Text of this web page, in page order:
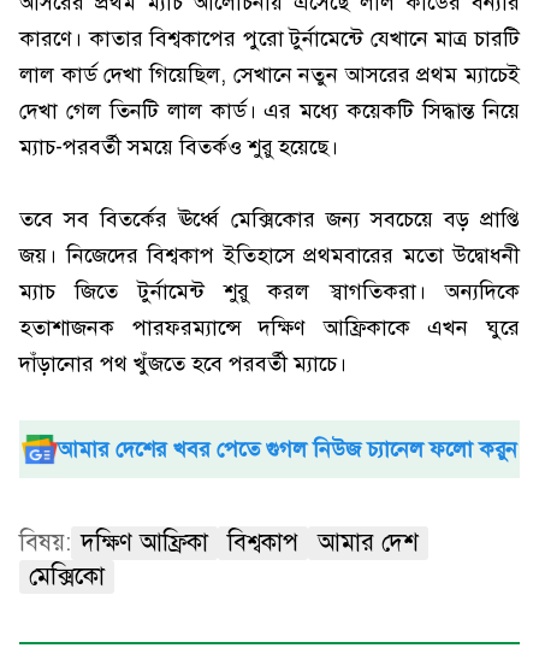
কারণে। কাতার বিশ্বকাপের পুরো টুর্নামেন্টে যেখানে মাত্র চারটি
লাল কার্ড দেখা গিয়েছিল, সেখানে নতুন আসরের প্রথম ম্যাচেই
দেখা গেল তিনটি লাল কার্ড। এর মধ্যে কয়েকটি সিদ্ধান্ত নিয়ে
ম্যাচ-পরবর্তী সময়ে বিতর্কও শুরু হয়েছে।
তবে সব বিতর্কের ঊর্ধ্বে মেক্সিকোর জন্য সবচেয়ে বড় প্রাপ্তি
জয়। নিজেদের বিশ্বকাপ ইতিহাসে প্রথমবারের মতো উদ্বোধনী
ম্যাচ জিতে টুর্নামেন্ট শুরু করল স্বাগতিকরা। অন্যদিকে
হতাশাজনক পারফরম্যান্সে দক্ষিণ আফ্রিকাকে এখন ঘুরে
দাঁড়ানোর পথ খুঁজতে হবে পরবর্তী ম্যাচে।
আমার দেশের খবর পেতে গুগল নিউজ চ্যানেল ফলো করুন
বিষয়: দক্ষিণ আফ্রিকা বিশ্বকাপ
আমার দেশ
মেক্সিকো